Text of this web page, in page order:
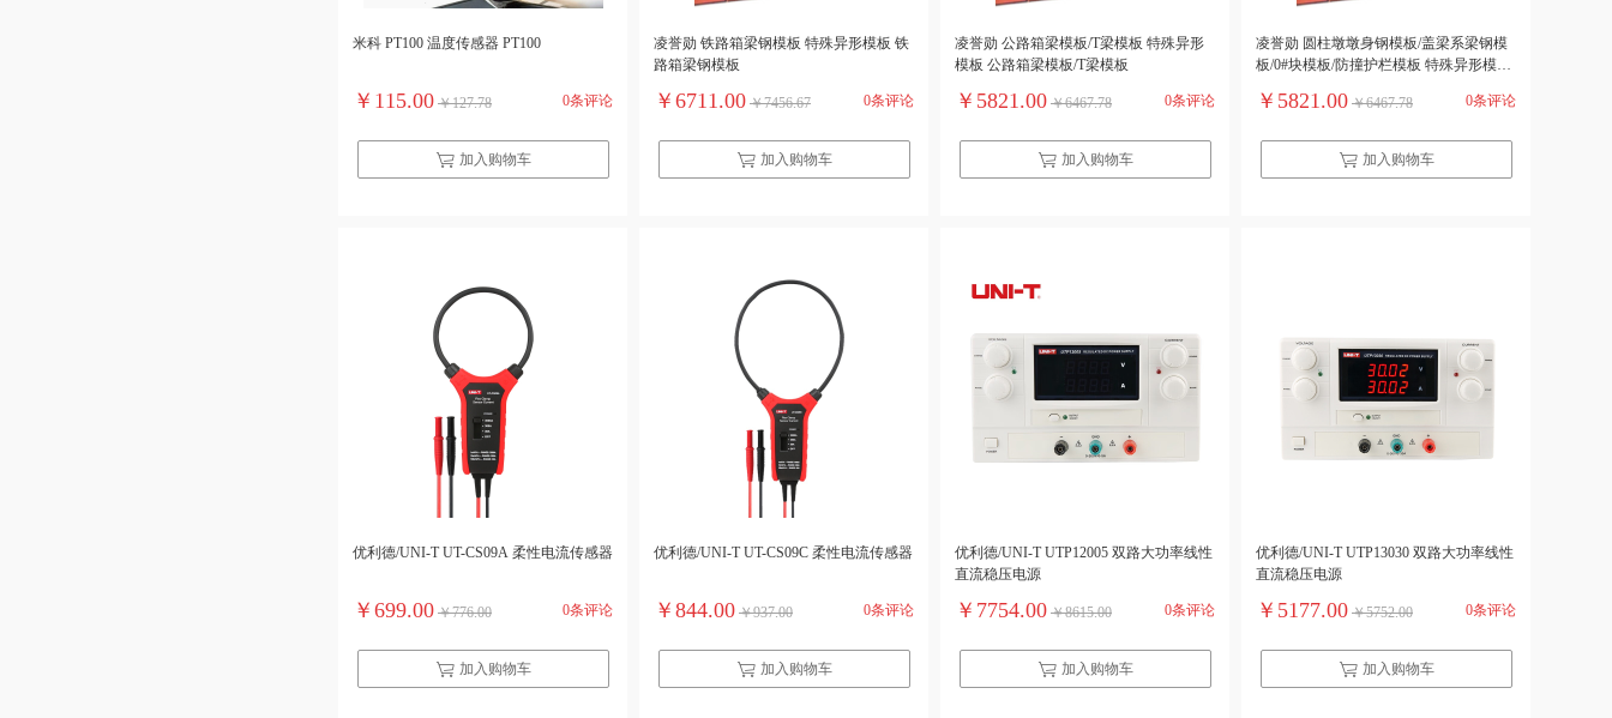
米科 PT100 温度传感器 PT100
￥115.00 ￥127.78 0条评论
加入购物车
凌誉勋 铁路箱梁钢模板 特殊异形模板 铁
路箱梁钢模板
￥6711.00 ￥7456.67 0条评论
加入购物车
凌誉勋 公路箱梁模板/T梁模板 特殊异形
模板 公路箱梁模板/T梁模板
￥5821.00 ￥6467.78 0条评论
加入购物车
凌誉勋 圆柱墩墩身钢模板/盖梁系梁钢模
板/0#块模板/防撞护栏模板 特殊异形模板
模板/防撞护栏模板
￥5821.00 ￥6467.78 0条评论
加入购物车
优利德/UNI-T UT-CS09A 柔性电流传感器
￥699.00 ￥776.00 0条评论
加入购物车
优利德/UNI-T UT-CS09C 柔性电流传感器
￥844.00 ￥937.00 0条评论
加入购物车
优利德/UNI-T UTP12005 双路大功率线性
直流稳压电源
￥7754.00 ￥8615.00 0条评论
加入购物车
优利德/UNI-T UTP13030 双路大功率线性
直流稳压电源
￥5177.00 ￥5752.00 0条评论
加入购物车